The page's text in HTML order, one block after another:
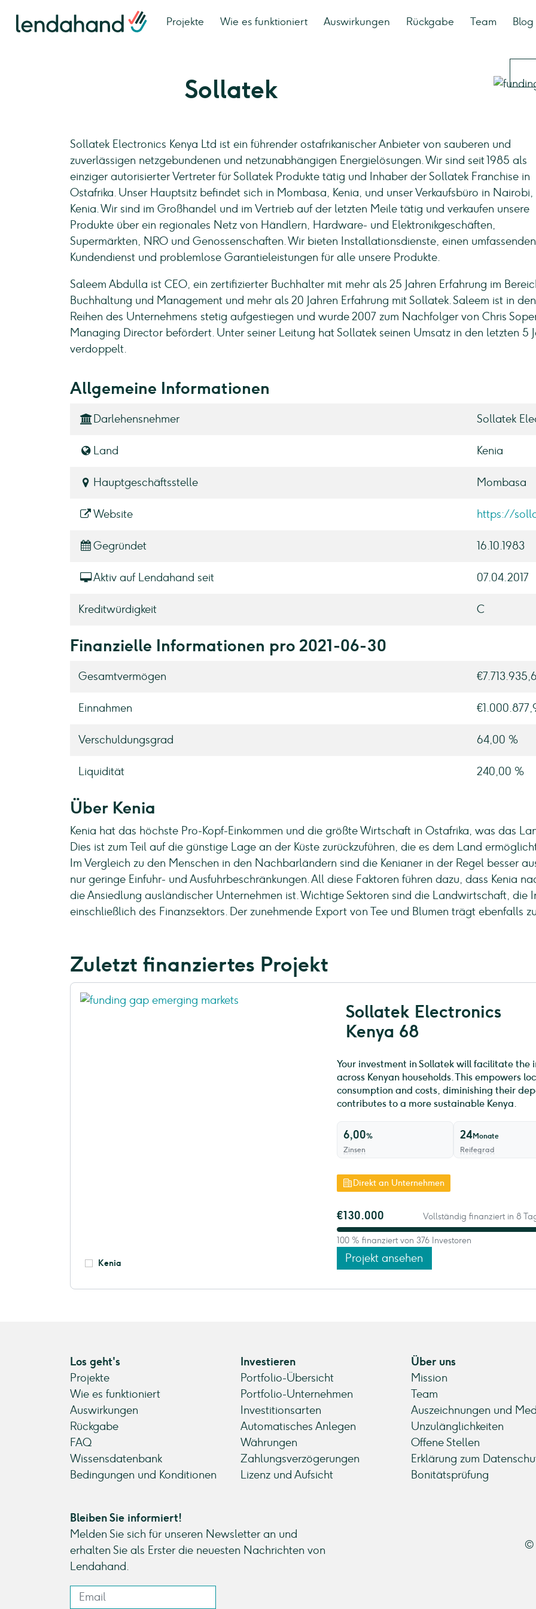
Projekte Wie es funktioniert Auswirkungen Rückgabe Team Blog
Sollatek
Sollatek Electronics Kenya Ltd ist ein führender ostafrikanischer Anbieter von sauberen und
zuverlässigen netzgebundenen und netzunabhängigen Energielösungen. Wir sind seit 1985 als
einziger autorisierter Vertreter für Sollatek Produkte tätig und Inhaber der Sollatek Franchise in
Ostafrika. Unser Hauptsitz befindet sich in Mombasa, Kenia, und unser Verkaufsbüro in Nairobi,
Kenia. Wir sind im Großhandel und im Vertrieb auf der letzten Meile tätig und verkaufen unsere
Produkte über ein regionales Netz von Händlern, Hardware- und Elektronikgeschäften,
Supermärkten, NRO und Genossenschaften. Wir bieten Installationsdienste, einen umfassenden
Kundendienst und problemlose Garantieleistungen für alle unsere Produkte.
Saleem Abdulla ist CEO, ein zertifizierter Buchhalter mit mehr als 25 Jahren Erfahrung im
Buchhaltung und Management und mehr als 20 Jahren Erfahrung mit Sollatek. Saleem ist in den
Reihen des Unternehmens stetig aufgestiegen und wurde 2007 zum Nachfolger von Chris
Managing Director befördert. Unter seiner Leitung hat Sollatek seinen Umsatz in den letzten 5
verdoppelt.
Allgemeine Informationen
Darlehensnehmer Sollatek
Land Kenia
Hauptgeschäftsstelle Mombasa
Website https://
Gegründet 16.10.1983
Aktiv auf Lendahand seit 07.04.2017
Kreditwürdigkeit C
Finanzielle Informationen pro 2021-06-30
Gesamtvermögen
Einnahmen
Verschuldungsgrad 64,00 %
Liquidität 240,00 %
Über Kenia
Kenia hat das höchste Pro-Kopf-Einkommen und die größte Wirtschaft in Ostafrika, was das
Dies ist zum Teil auf die günstige Lage an der Küste zurückzuführen, die es dem Land
Im Vergleich zu den Menschen in den Nachbarländern sind die Kenianer in der Regel besser
nur geringe Einfuhr- und Ausfuhrbeschränkungen. All diese Faktoren führen dazu, dass Kenia
die Ansiedlung ausländischer Unternehmen ist. Wichtige Sektoren sind die Landwirtschaft, die
einschließlich des Finanzsektors. Der zunehmende Export von Tee und Blumen trägt ebenfalls
Zuletzt finanziertes Projekt
Kenia
Sollatek Electronics
Kenya 68
Your investment in Sollatek will facilitate
across Kenyan households. This empowers
consumption and costs, diminishing their
contributes to a more sustainable Kenya.
6,00%
Zinsen
24Monate
Reifegrad
Direkt an Unternehmen
€130.000 Vollständig finanziert in 8
100 % finanziert von 376 Investoren
Projekt ansehen
Los geht's
Projekte
Wie es funktioniert
Auswirkungen
Rückgabe
FAQ
Wissensdatenbank
Bedingungen und Konditionen
Investieren
Portfolio-Übersicht
Portfolio-Unternehmen
Investitionsarten
Automatisches Anlegen
Währungen
Zahlungsverzögerungen
Lizenz und Aufsicht
Über uns
Mission
Team
Auszeichnungen und
Unzulänglichkeiten
Offene Stellen
Erklärung zum
Bonitätsprüfung
Bleiben Sie informiert!
Melden Sie sich für unseren Newsletter an und
erhalten Sie als Erster die neuesten Nachrichten von
Lendahand.
©